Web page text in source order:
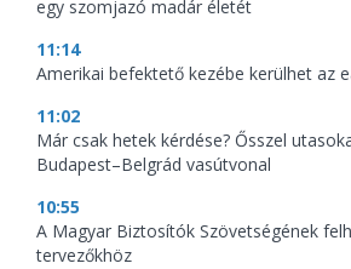
egy szomjazó madár életét
11:14
Amerikai befektető kezébe kerülhet az
11:02
Már csak hetek kérdése? Ősszel
Budapest–Belgrád vasútvonal
10:55
A Magyar Biztosítók Szövetségének
tervezőkhöz